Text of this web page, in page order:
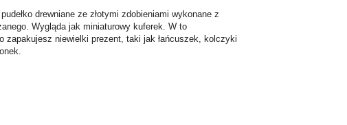
drewniane ze złotymi zdobieniami wykonane z
Wygląda jak miniaturowy kuferek. W to
zapakujesz niewielki prezent, taki jak łańcuszek, kolczyki